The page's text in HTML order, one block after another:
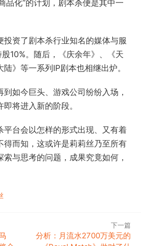
品化”的计划，剧本杀便是其中一
投资了剧本杀行业知名的媒体与服
10%。随后，《庆余年》、《天
》等一系列IP剧本也相继出炉。
如今巨头、游戏公司纷纷入场，
将进入新的阶段。
平台会以怎样的形式出现、又有着
得而知，这或许是莉莉丝乃至所有
与思考的问题，成果究竟如何，
下一篇
分析：月流水2700万美元的